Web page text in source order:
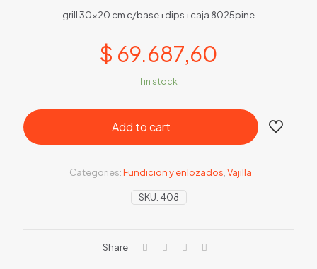
grill 30×20 cm c/base+dips+caja 8025pine
$ 69.687,60
1 in stock
Add to cart
SKU: 408
Categories:Fundicion y enlozados Vajilla
Share